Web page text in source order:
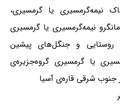
نیمه‌گرمسیری یا گرمسیری،
نیمه‌گرمسیری یا گرمسیری
روستایی و جنگل‌های پیشین
یا گرمسیری گروه‌جزیره‌ی
جنوب شرقی قاره‌ی آسیا